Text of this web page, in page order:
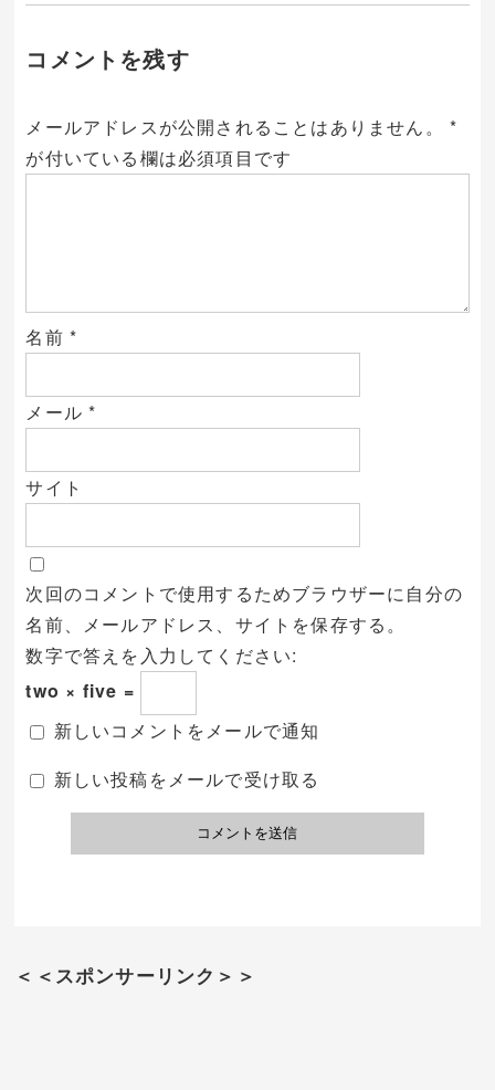
コメントを残す
メールアドレスが公開されることはありません。
*
が付いている欄は必須項目です
名前*
メール*
サイト
次回のコメントで使用するためブラウザーに自分の
名前、メールアドレス、サイトを保存する。
数字で答えを入力してください:
two × five =
新しいコメントをメールで通知
新しい投稿をメールで受け取る
＜＜スポンサーリンク＞＞